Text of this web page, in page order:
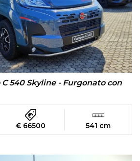
540 Skyline - Furgonato con
€ 66500 541 cm